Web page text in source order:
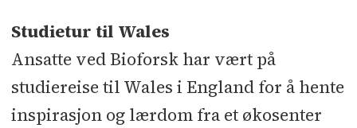
Studietur til Wales
Ansatte ved Bioforsk har vært på
studiereise til Wales i England for å hente
inspirasjon og lærdom fra et økosenter